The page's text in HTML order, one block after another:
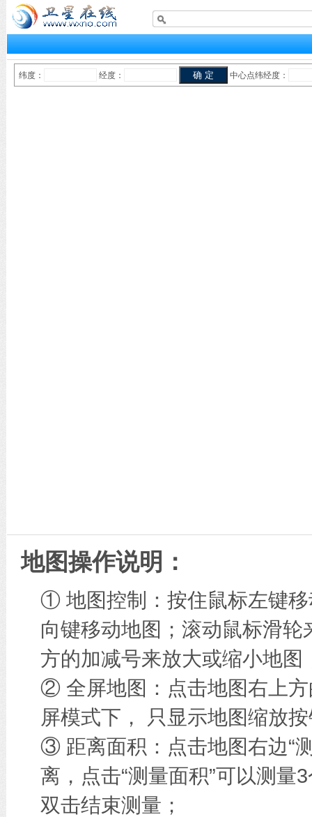
纬度： 经度： 中心点纬经度：
地图操作说明：
① 地图控制：按住鼠标左键
向键移动地图；滚动鼠标滑
方的加减号来放大或缩小地图
② 全屏地图：点击地图右上方
屏模式下， 只显示地图缩放
③ 距离面积：点击地图右边“
离，点击“测量面积”可以测量
双击结束测量；